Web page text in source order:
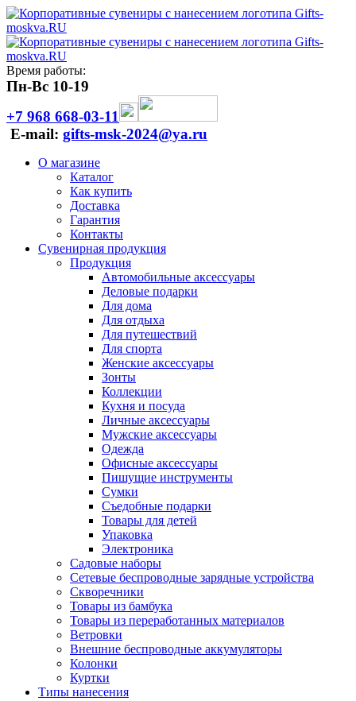
Время работы:
Пн-Вс 10-19
+7 968 668-03-11
E-mail: gifts-msk-2024@ya.ru
О магазине
Каталог
Как купить
Доставка
Гарантия
Контакты
Сувенирная продукция
Продукция
Автомобильные аксессуары
Деловые подарки
Для дома
Для отдыха
Для путешествий
Для спорта
Женские аксессуары
Зонты
Коллекции
Кухня и посуда
Личные аксессуары
Мужские аксессуары
Одежда
Офисные аксессуары
Пишущие инструменты
Сумки
Съедобные подарки
Товары для детей
Упаковка
Электроника
Садовые наборы
Сетевые беспроводные зарядные устройства
Скворечники
Товары из бамбука
Товары из переработанных материалов
Ветровки
Внешние беспроводные аккумуляторы
Колонки
Куртки
Типы нанесения